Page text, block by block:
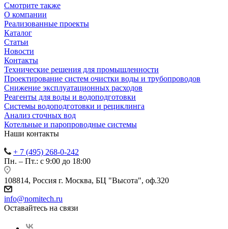
Смотрите также
О компании
Реализованные проекты
Каталог
Статьи
Новости
Контакты
Технические решения для промышленности
Проектирование систем очистки воды и трубопроводов
Снижение эксплуатационных расходов
Реагенты для воды и водоподготовки
Системы водоподготовки и рециклинга
Анализ сточных вод
Котельные и паропроводные системы
Наши контакты
+ 7 (495) 268-0-242
Пн. – Пт.: с 9:00 до 18:00
108814, Россия г. Москва, БЦ "Высота", оф.320
info@nomitech.ru
Оставайтесь на связи